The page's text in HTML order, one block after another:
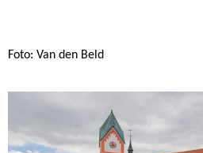
Foto: Van den Beld